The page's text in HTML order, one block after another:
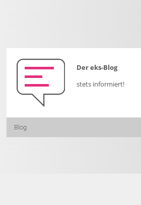
Der eks-Blog
stets informiert!
Blog